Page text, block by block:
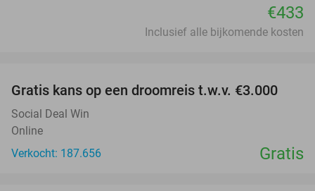
€433
Inclusief alle bijkomende kosten
Gratis kans op een droomreis t.w.v. €3.000
Social Deal Win
Online
Verkocht: 187.656
Gratis